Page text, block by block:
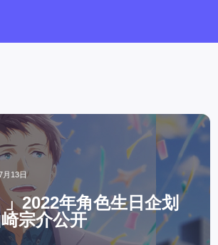
月13日
」2022年角色生日企划
宗介公开